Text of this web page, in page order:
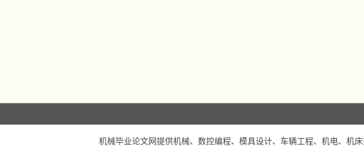
机械毕业论文网提供机械、数控编程、模具设计、车辆工程、机电、机